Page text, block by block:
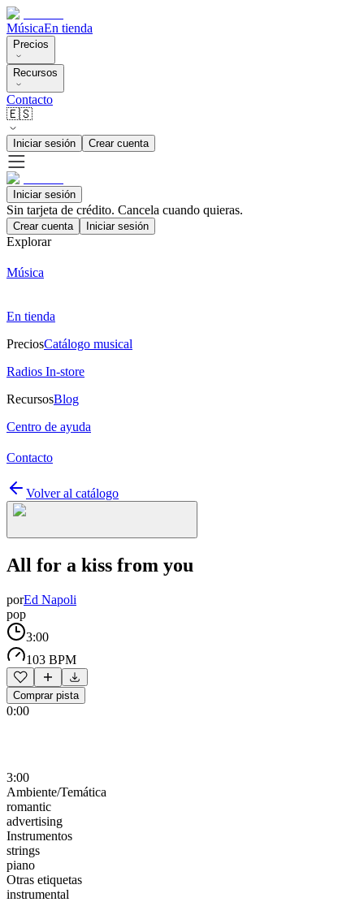
MúsicaEn tienda
Precios
Recursos
Contacto
🇪🇸
Iniciar sesión Crear cuenta
Iniciar sesión
Sin tarjeta de crédito. Cancela cuando quieras.
Crear cuenta Iniciar sesión
Explorar
Música
En tienda
PreciosCatálogo musical
Radios In-store
RecursosBlog
Centro de ayuda
Contacto
Volver al catálogo
All for a kiss from you
porEd Napoli
pop
3:00
103 BPM
Comprar pista
0:00
3:00
Ambiente/Temática
romantic
advertising
Instrumentos
strings
piano
Otras etiquetas
instrumental